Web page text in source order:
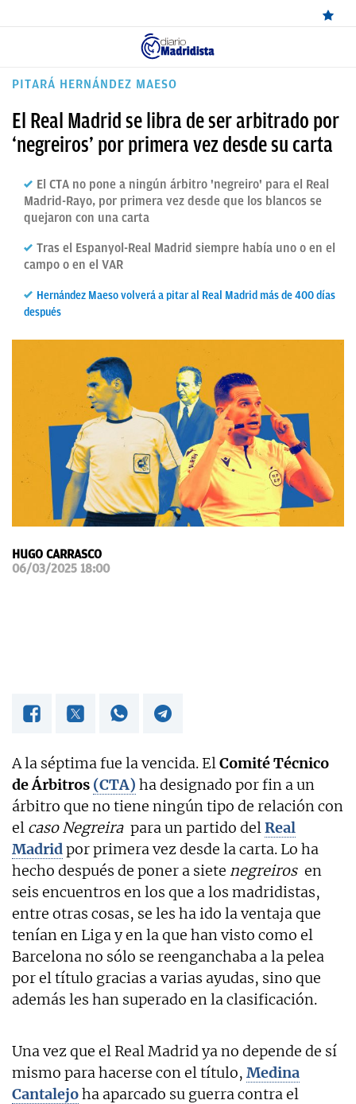
ÚLTIMAS
REAL
BALONCESTO
CANTERA
DIRECTO
FEMENINO
PITARÁ HERNÁNDEZ MAESO
El Real Madrid se libra de ser arbitrado por
‘negreiros’ por primera vez desde su carta
El CTA no pone a ningún árbitro 'negreiro' para el Real
Madrid-Rayo, por primera vez desde que los blancos se
quejaron con una carta
Tras el Espanyol-Real Madrid siempre había uno o en el
campo o en el VAR
Hernández Maeso volverá a pitar al Real Madrid más de 400 días
después
HUGO CARRASCO
06/03/2025 18:00
A la séptima fue la vencida. ElComité Técnico
de Árbitros (CTA) ha designado por fin a un
árbitro que no tiene ningún tipo de relación con
el caso Negreira para un partido delReal
Madridpor primera vez desde la carta. Lo ha
hecho después de poner a siete negreiros en
seis encuentros en los que a los madridistas,
entre otras cosas, se les ha ido la ventaja que
tenían en Liga y en la que han visto como el
Barcelona no sólo se reenganchaba a la pelea
por el título gracias a varias ayudas, sino que
además les han superado en la clasificación.
Una vez que el Real Madrid ya no depende de sí
mismo para hacerse con el título, Medina
Cantalejoha aparcado su guerra contra el